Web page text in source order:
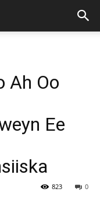
Ah Oo
Ee
0
823